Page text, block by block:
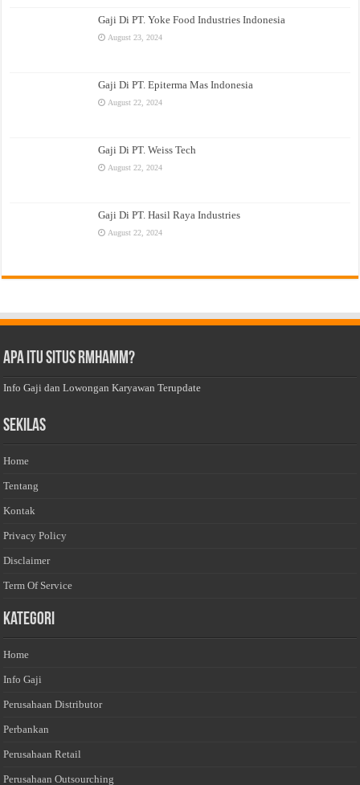
Gaji Di PT. Yoke Food Industries Indonesia
August 23, 2024
Gaji Di PT. Epiterma Mas Indonesia
August 22, 2024
Gaji Di PT. Weiss Tech
August 22, 2024
Gaji Di PT. Hasil Raya Industries
August 22, 2024
Apa Itu Situs Rmhamm?
Info Gaji dan Lowongan Karyawan Terupdate
Sekilas
Home
Tentang
Kontak
Privacy Policy
Disclaimer
Term Of Service
Kategori
Home
Info Gaji
Perusahaan Distributor
Perbankan
Perusahaan Retail
Perusahaan Outsourching